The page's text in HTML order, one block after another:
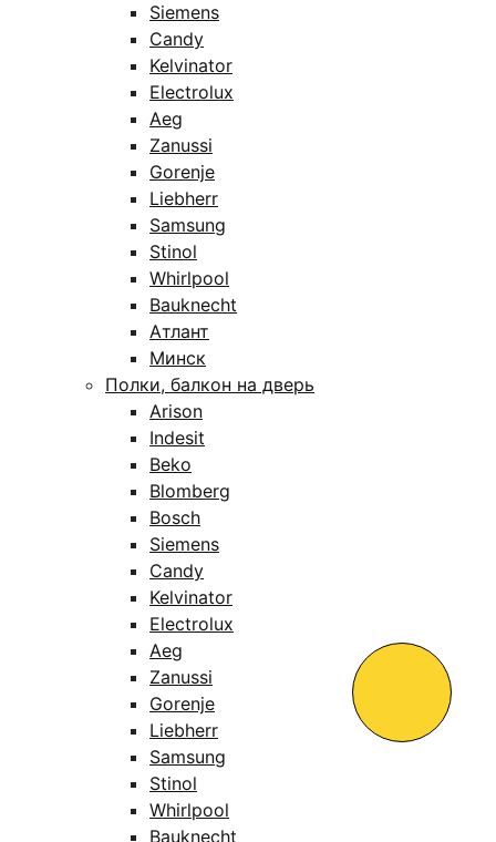
Siemens
Candy
Kelvinator
Electrolux
Aeg
Zanussi
Gorenje
Liebherr
Samsung
Stinol
Whirlpool
Bauknecht
Атлант
Минск
Полки, балкон на дверь
Arison
Indesit
Beko
Blomberg
Bosch
Siemens
Candy
Kelvinator
Electrolux
Aeg
Zanussi
Gorenje
Liebherr
Samsung
Stinol
Whirlpool
Bauknecht